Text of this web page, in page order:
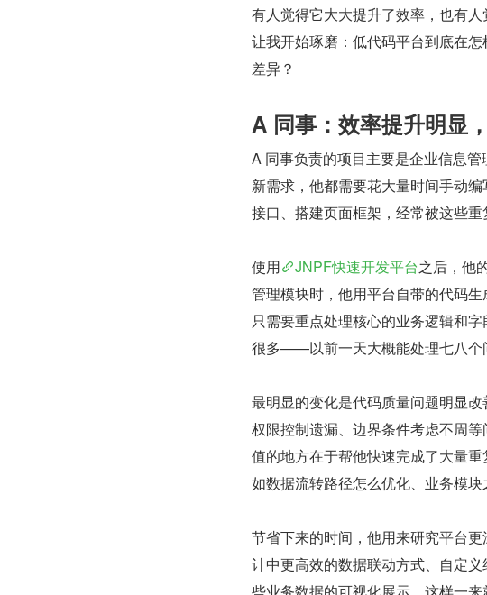
有人觉得它大大提升了效率，也有
让我开始琢磨：低代码平台到底在
差异？
A 同事：效率提升明显
A 同事负责的项目主要是企业信息
新需求，他都需要花大量时间手动
接口、搭建页面框架，经常被这些重
使用 JNPF快速开发平台之后，他
管理模块时，他用平台自带的代码
只需要重点处理核心的业务逻辑和
很多——以前一天大概能处理七八个
最明显的变化是代码质量问题明显
权限控制遗漏、边界条件考虑不周
值的地方在于帮他快速完成了大量
如数据流转路径怎么优化、业务模块
节省下来的时间，他用来研究平台
计中更高效的数据联动方式、自定